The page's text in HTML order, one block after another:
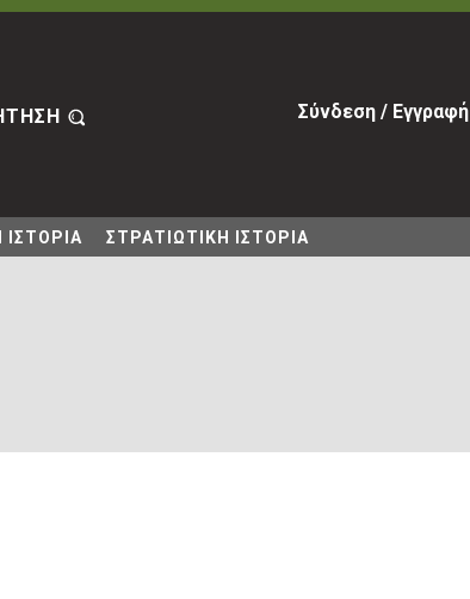
Σύνδεση / Εγγραφή
ΙΣΤΟΡΙΑ ΣΤΡΑΤΙΩΤΙΚΗ ΙΣΤΟΡΙΑ